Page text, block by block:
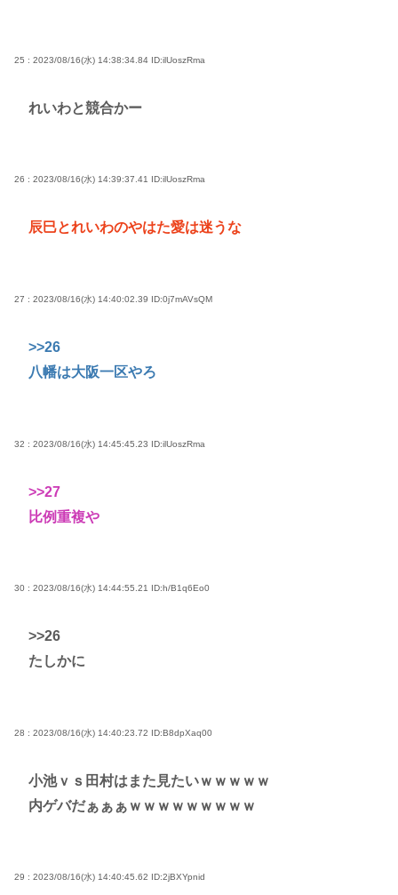
25 : 2023/08/16(水) 14:38:34.84 ID:ilUoszRma
れいわと競合かー
26 : 2023/08/16(水) 14:39:37.41 ID:ilUoszRma
辰巳とれいわのやはた愛は迷うな
27 : 2023/08/16(水) 14:40:02.39 ID:0j7mAVsQM
>>26
八幡は大阪一区やろ
32 : 2023/08/16(水) 14:45:45.23 ID:ilUoszRma
>>27
比例重複や
30 : 2023/08/16(水) 14:44:55.21 ID:h/B1q6Eo0
>>26
たしかに
28 : 2023/08/16(水) 14:40:23.72 ID:B8dpXaq00
小池ｖｓ田村はまた見たいｗｗｗｗｗ
内ゲバだぁぁぁｗｗｗｗｗｗｗｗｗ
29 : 2023/08/16(水) 14:40:45.62 ID:2jBXYpnid